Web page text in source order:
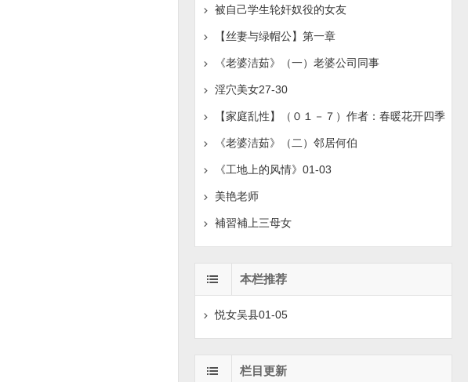
被自己学生轮奸奴役的女友
【丝妻与绿帽公】第一章
《老婆洁茹》（一）老婆公司同事
淫穴美女27-30
【家庭乱性】（０１－７）作者：春暖花开四季
《老婆洁茹》（二）邻居何伯
《工地上的风情》01-03
美艳老师
補習補上三母女
本栏推荐
悦女吴县01-05
栏目更新